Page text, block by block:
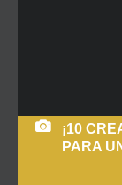
¡10
PARA